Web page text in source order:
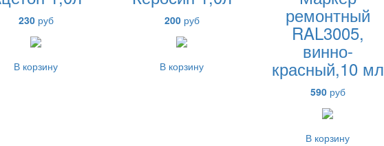
230руб
В корзину
200руб
В корзину
ремонтный
RAL3005,
винно-
красный,10 мл
590руб
В корзину